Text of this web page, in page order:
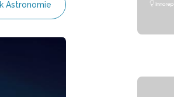
Astronomie